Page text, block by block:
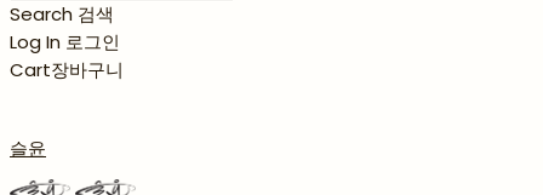
Search 검색
Log In 로그인
Cart장바구니
슬윤